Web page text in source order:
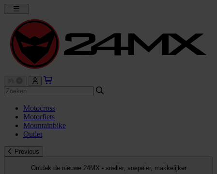
Motocross
Motorfiets
Mountainbike
Outlet
Previous
Ontdek de nieuwe 24MX - sneller, soepeler, makkelijker